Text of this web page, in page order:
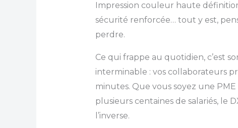
Impression couleur haute
sécurité renforcée… tout y est,
perdre.
Ce qui frappe au quotidien, c’est
interminable : vos collaborateurs
minutes. Que vous soyez une
plusieurs centaines de salariés, le
l’inverse.